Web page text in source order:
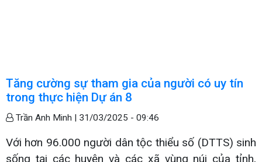
Tăng cường sự tham gia của người có uy tín
trong thực hiện Dự án 8
Trần Anh Minh | 31/03/2025 - 09:46
Với hơn 96.000 người dân tộc thiểu số (DTTS) sinh
sống tại các huyện và các xã vùng núi của tỉnh,